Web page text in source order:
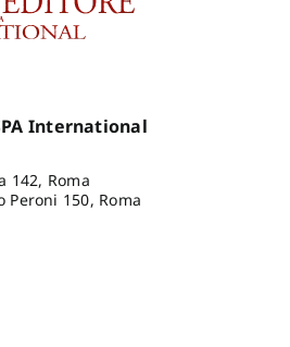
International
142, Roma
Peroni 150, Roma